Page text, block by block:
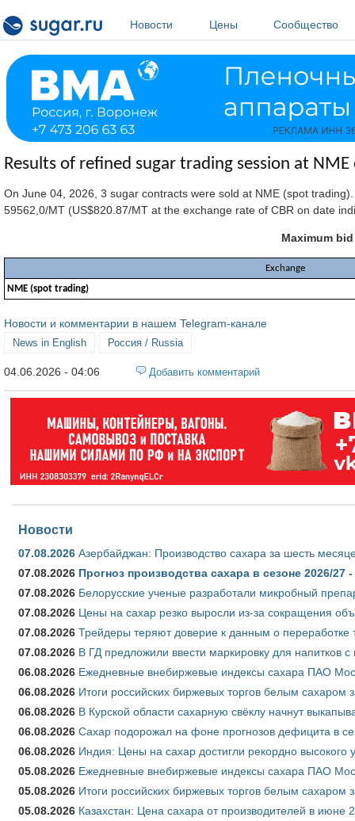
Новости
Цены Сообщество
Results of refined sugar trading session at
On June 04, 2026, 3 sugar contracts were sold at NME (spot
59562,0/MT (US$820.87/MT at the exchange rate of CBR on date
Maximum
Exchange
NME (spot trading)
Новости и комментарии в нашем Telegram-канале
News in English Россия / Russia
04.06.2026 - 04:06 Добавить комментарий
Новости
07.08.2026 Азербайджан: Производство сахара за шесть
07.08.2026 Прогноз производства сахара в сезоне 2026/
07.08.2026 Белорусские ученые разработали микробный
07.08.2026 Цены на сахар резко выросли из-за сокращения
07.08.2026 Трейдеры теряют доверие к данным о переработке
07.08.2026 В ГД предложили ввести маркировку для напитков
06.08.2026 Ежедневные внебиржевые индексы сахара ПАО
06.08.2026 Итоги российских биржевых торгов белым сахаром
06.08.2026 В Курской области сахарную свёклу начнут
06.08.2026 Сахар подорожал на фоне прогнозов дефицита в
06.08.2026 Индия: Цены на сахар достигли рекордно высокого
05.08.2026 Ежедневные внебиржевые индексы сахара ПАО
05.08.2026 Итоги российских биржевых торгов белым сахаром
05.08.2026 Казахстан: Цена сахара от производителей в июне